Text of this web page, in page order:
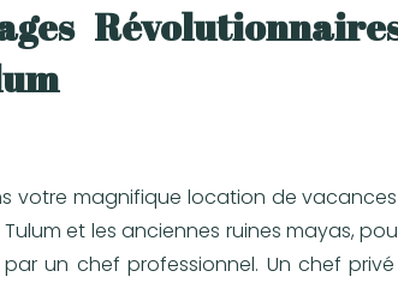
votre magnifique location de
et les anciennes ruines mayas,
un chef professionnel. Un chef